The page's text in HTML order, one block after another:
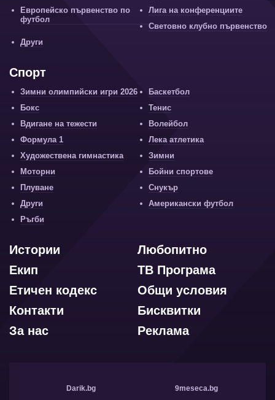
Европейско първенство по
футбол
Лига на конференциите
Световно клубно първенство
Други
Спорт
Зимни олимпийски игри 2026
Баскетбол
Бокс
Тенис
Вдигане на тежести
Волейбол
Формула 1
Лека атлетика
Художествена гимнастика
Зимни
Моторни
Бойни спортове
Плуване
Снукър
Други
Американски футбол
Ръгби
Любопитно
Истории
ТВ Програма
Екип
Общи условия
Етичен кодекс
Бисквитки
Контакти
Реклама
За нас
Darik.bg 9meseca.bg